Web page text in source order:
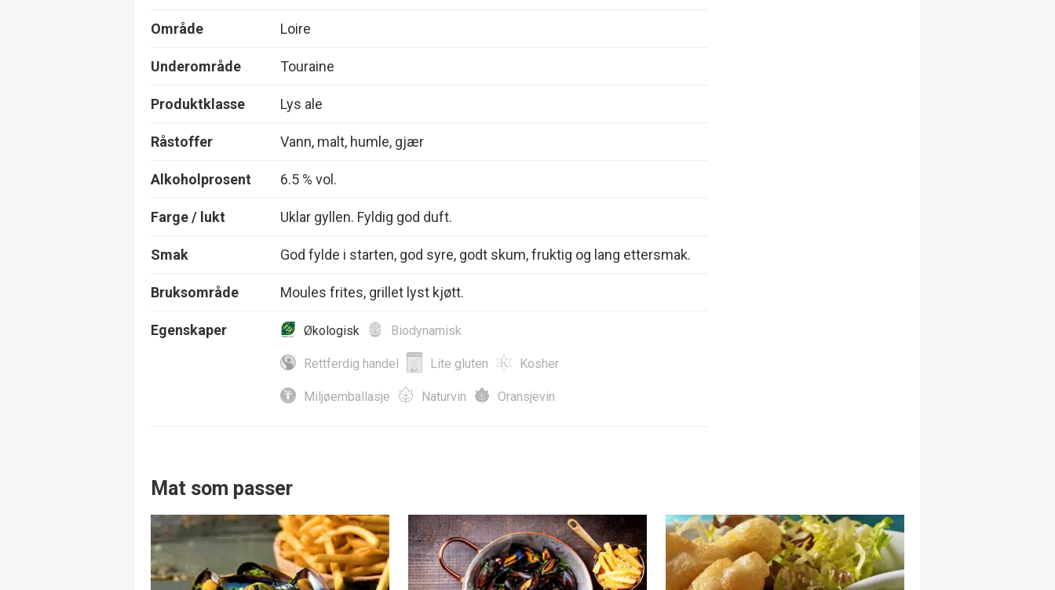
Område Loire
Underområde Touraine
Produktklasse Lys ale
Råstoffer Vann, malt, humle, gjær
Alkoholprosent 6.5 % vol.
Farge / lukt Uklar gyllen. Fyldig god duft.
Smak God fylde i starten, god syre, godt skum, fruktig og lang ettersmak.
Bruksområde Moules frites, grillet lyst kjøtt.
Egenskaper Økologisk Biodynamisk
Rettferdig handel Lite gluten Kosher
Miljøemballasje Naturvin Oransjevin
Mat som passer